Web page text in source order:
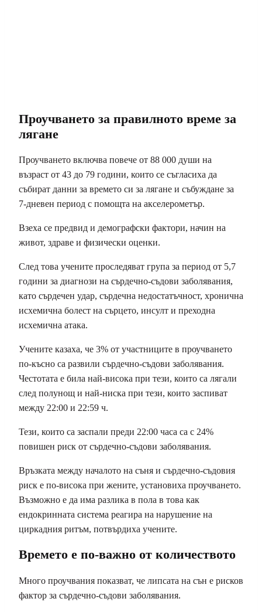
Проучването за правилното време за
лягане
Проучването включва повече от 88 000 души на
възраст от 43 до 79 години, които се съгласиха да
събират данни за времето си за лягане и събуждане за
7-дневен период с помощта на акселерометър.
Взеха се предвид и демографски фактори, начин на
живот, здраве и физически оценки.
След това учените проследяват група за период от 5,7
години за диагнози на сърдечно-съдови заболявания,
като сърдечен удар, сърдечна недостатъчност, хронична
исхемична болест на сърцето, инсулт и преходна
исхемична атака.
Учените казаха, че 3% от участниците в проучването
по-късно са развили сърдечно-съдови заболявания.
Честотата е била най-висока при тези, които са лягали
след полунощ и най-ниска при тези, които заспиват
между 22:00 и 22:59 ч.
Тези, които са заспали преди 22:00 часа са с 24%
повишен риск от сърдечно-съдови заболявания.
Връзката между началото на съня и сърдечно-съдовия
риск е по-висока при жените, установиха проучването.
Възможно е да има разлика в пола в това как
ендокринната система реагира на нарушение на
циркадния ритъм, потвърдиха учените.
Времето е по-важно от количеството
Много проучвания показват, че липсата на сън е рисков
фактор за сърдечно-съдови заболявания.